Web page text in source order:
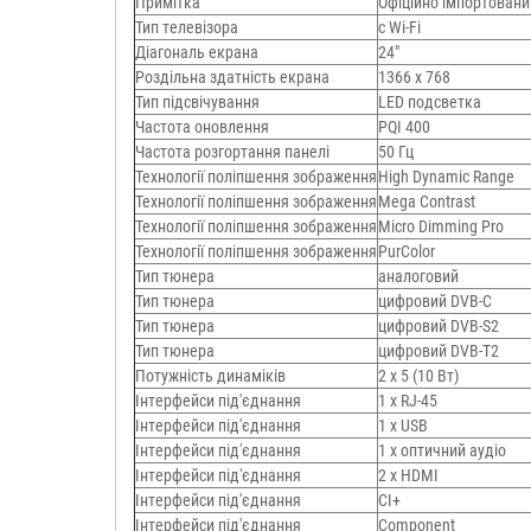
Тип телевізора
с Wi-Fi
Діагональ екрана
24"
Роздільна здатність екрана
1366 x 768
Тип підсвічування
LED подсветка
Частота оновлення
PQI 400
Частота розгортання панелі
50 Гц
Технології поліпшення зображенняHigh Dynamic Range
Технології поліпшення зображенняMega Contrast
Технології поліпшення зображенняMicro Dimming Pro
Технології поліпшення зображенняPurColor
Тип тюнера
аналоговий
Тип тюнера
цифровий DVB-C
Тип тюнера
цифровий DVB-S2
Тип тюнера
цифровий DVB-T2
Потужність динаміків
2 х 5 (10 Вт)
Інтерфейси під'єднання
1 х RJ-45
Інтерфейси під'єднання
1 х USB
Інтерфейси під'єднання
1 х оптичний аудіо
Інтерфейси під'єднання
2 х HDMI
Інтерфейси під'єднання
CI+
Інтерфейси під'єднання
Component